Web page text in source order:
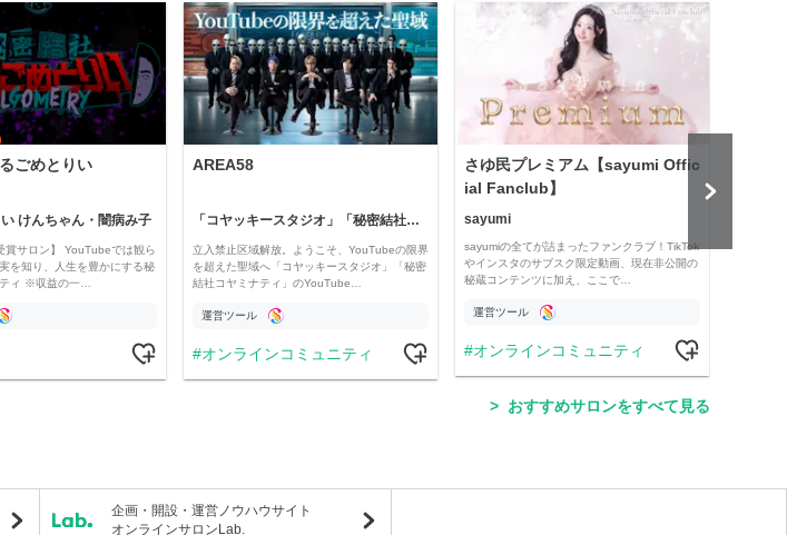
ごめとりい
けんちゃん・闇病み子
賞サロン】 YouTubeでは観ら
を知り、人生を豊かにする秘
ィ ※収益の一…
AREA58
「コヤッキースタジオ」「秘密結社コヤミナティ」
立入禁止区域解放。ようこそ、YouTubeの限界
を超えた聖域へ「コヤッキースタジオ」「秘密
結社コヤミナティ」のYouTube…
運営ツール
オンラインコミュニティ
さゆ民プレミアム【sayumi Offic
ial Fanclub】
sayumi
sayumiの全てが詰まったファンクラブ！TikTok
やインスタのサブスク限定動画、現在非公開の
秘蔵コンテンツに加え、ここで…
運営ツール
オンラインコミュニティ
おすすめサロンをすべて見る
企画・開設・運営ノウハウサイト
オンラインサロンLab.